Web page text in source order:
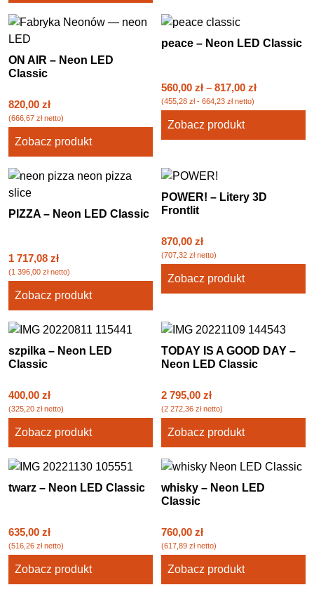
ON AIR – Neon LED
Classic
820,00 zł
(666,67 złnetto)
Zobacz produkt
peace – Neon LED Classic
560,00 zł – 817,00 zł
(455,28 zł- 664,23 złnetto)
Zobacz produkt
PIZZA – Neon LED Classic
1 717,08 zł
(1 396,00 złnetto)
Zobacz produkt
POWER! – Litery 3D
Frontlit
870,00 zł
(707,32 złnetto)
Zobacz produkt
szpilka – Neon LED
Classic
400,00 zł
(325,20 złnetto)
Zobacz produkt
TODAY IS A GOOD DAY –
Neon LED Classic
2 795,00 zł
(2 272,36 złnetto)
Zobacz produkt
twarz – Neon LED Classic
635,00 zł
(516,26 złnetto)
Zobacz produkt
whisky – Neon LED
Classic
760,00 zł
(617,89 złnetto)
Zobacz produkt